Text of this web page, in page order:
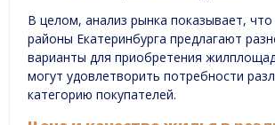
В целом, анализ рынка показывает,
районы Екатеринбурга предлагают
варианты для приобретения
могут удовлетворить потребности
категорию покупателей.